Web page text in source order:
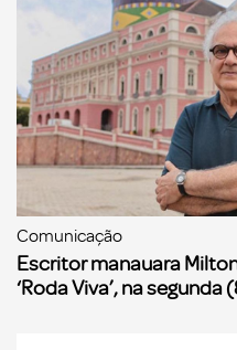
Comunicação
Escritor manauara
‘Roda Viva’, na segunda